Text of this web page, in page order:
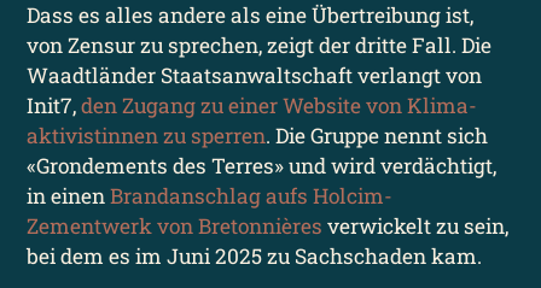
Dass es alles andere als eine Übertreibung ist,
von Zensur zu sprechen, zeigt der dritte Fall. Die
Waadt­länder Staats­anwaltschaft verlangt von
Init7,den Zugang zu einer Website von Klima­
aktivistinnen zu sperren. Die Gruppe nennt sich
«Grondements des Terres» und wird verdächtigt,
in einenBrandanschlag aufs Holcim-
Zementwerk von Bretonnières verwickelt zu sein,
bei dem es im Juni 2025 zu Sachschaden kam.